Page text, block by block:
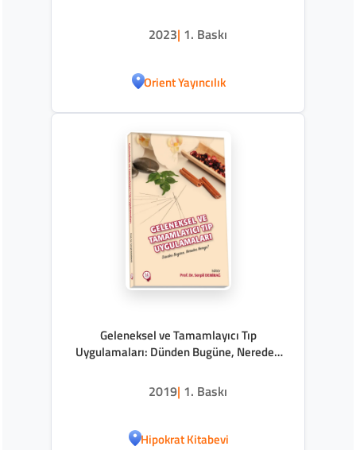
2023| 1. Baskı
Orient Yayıncılık
Geleneksel ve Tamamlayıcı Tıp
Uygulamaları: Dünden Bugüne, Nereden
2019| 1. Baskı
Hipokrat Kitabevi